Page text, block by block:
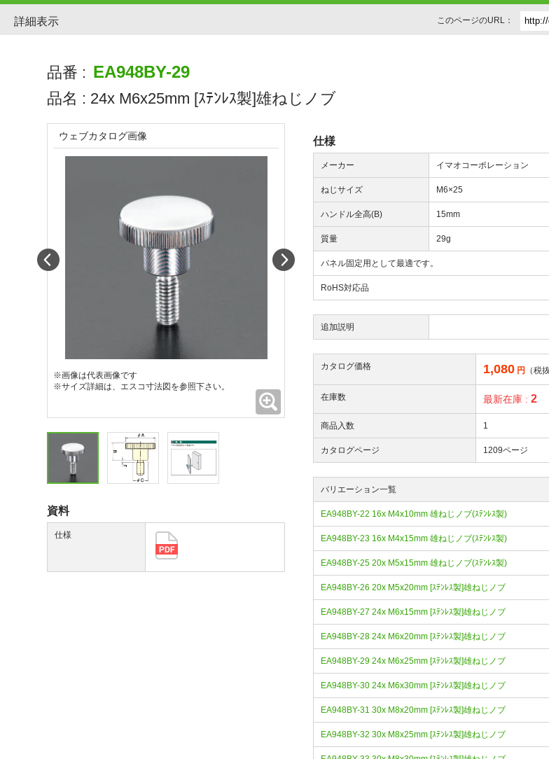
詳細表示 このページのURL：
品番 : EA948BY-29
品名 : 24x M6x25mm [ｽﾃﾝﾚｽ製]雄ねじノブ
仕様
メーカー イマオコーポレーション
ねじサイズ M6×25
ハンドル全高(B) 15mm
質量 29g
パネル固定用として最適です。
RoHS対応品
追加説明
カタログ価格 1,080 円 （税
在庫数 最新在庫 :2
商品入数 1
カタログページ 1209ページ
バリエーション一覧
EA948BY-22 16x M4x10mm 雄ねじノブ(ｽﾃﾝﾚｽ製)
EA948BY-23 16x M4x15mm 雄ねじノブ(ｽﾃﾝﾚｽ製)
EA948BY-25 20x M5x15mm 雄ねじノブ(ｽﾃﾝﾚｽ製)
EA948BY-26 20x M5x20mm [ｽﾃﾝﾚｽ製]雄ねじノブ
EA948BY-27 24x M6x15mm [ｽﾃﾝﾚｽ製]雄ねじノブ
EA948BY-28 24x M6x20mm [ｽﾃﾝﾚｽ製]雄ねじノブ
EA948BY-29 24x M6x25mm [ｽﾃﾝﾚｽ製]雄ねじノブ
EA948BY-30 24x M6x30mm [ｽﾃﾝﾚｽ製]雄ねじノブ
EA948BY-31 30x M8x20mm [ｽﾃﾝﾚｽ製]雄ねじノブ
EA948BY-32 30x M8x25mm [ｽﾃﾝﾚｽ製]雄ねじノブ
ウェブカタログ画像
※画像は代表画像です
※サイズ詳細は、エスコ寸法図を参照下さい。
資料
仕様